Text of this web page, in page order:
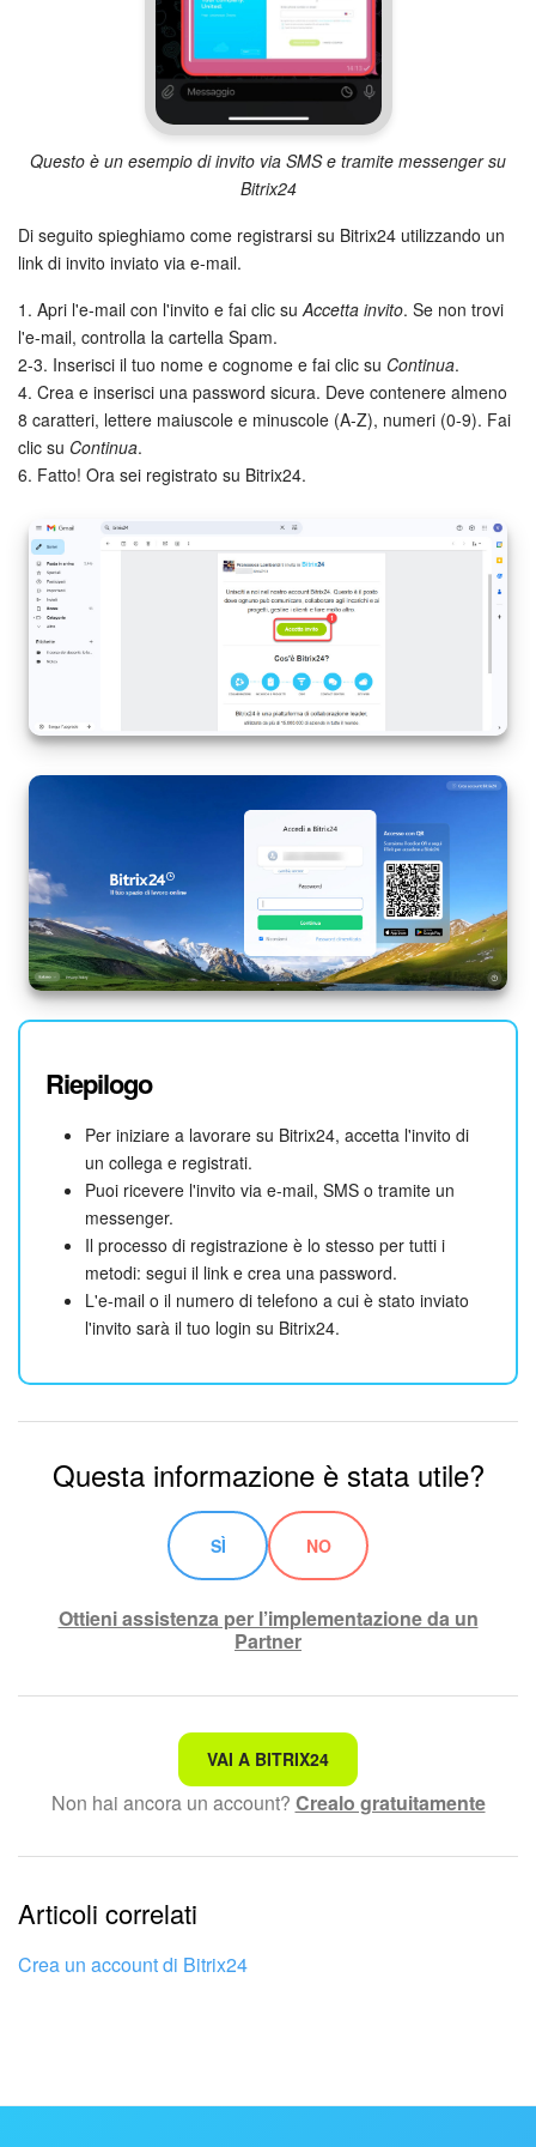
Gestione inventario
Telefonia
Impostazioni
Enterprise
Bitrix24 On-Premise
Bitrix24 Messenger
INIZIA GRATIS
ACCEDI
Questo è un esempio di invito via SMS e tramite messenger su
Bitrix24
Di seguito spieghiamo come registrarsi su Bitrix24 utilizzando un
link di invito inviato via e-mail.
1. Apri l'e-mail con l'invito e fai clic su Accetta invito. Se non trovi
l'e-mail, controlla la cartella Spam.
2-3. Inserisci il tuo nome e cognome e fai clic su Continua.
4. Crea e inserisci una password sicura. Deve contenere almeno
8 caratteri, lettere maiuscole e minuscole (A-Z), numeri (0-9). Fai
clic su Continua.
6. Fatto! Ora sei registrato su Bitrix24.
Riepilogo
Per iniziare a lavorare su Bitrix24, accetta l'invito di
un collega e registrati.
Puoi ricevere l'invito via e-mail, SMS o tramite un
messenger.
Il processo di registrazione è lo stesso per tutti i
metodi: segui il link e crea una password.
L'e-mail o il numero di telefono a cui è stato inviato
l'invito sarà il tuo login su Bitrix24.
Questa informazione è stata utile?
SÌ NO
Ottieni assistenza per l’implementazione da un
Partner
Non è quello che sto cercando.
Testo complesso e incomprensibile
Le informazioni sono obsolete.
Troppo breve, ho bisogno di maggiori informazioni.
Non mi soddisfa come funziona questo strumento
VAI A BITRIX24
Non hai ancora un account? Crealo gratuitamente
Articoli correlati
Crea un account di Bitrix24